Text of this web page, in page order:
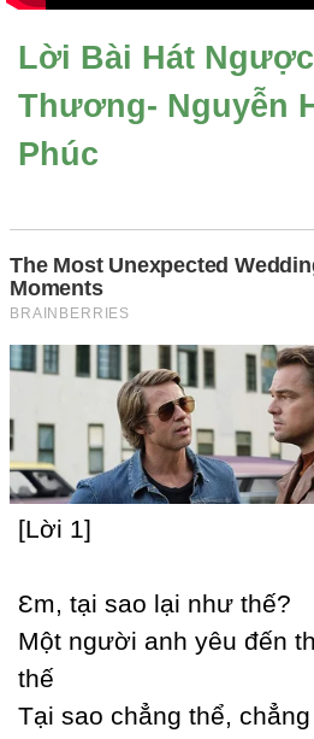
Lời Bài Hát
Thương- Nguyễn
Phúc
[Lời 1]
Ɛm, tại sao lại như thế?
Một người anh уêu đến
thế
Tại sao chẳng thể,